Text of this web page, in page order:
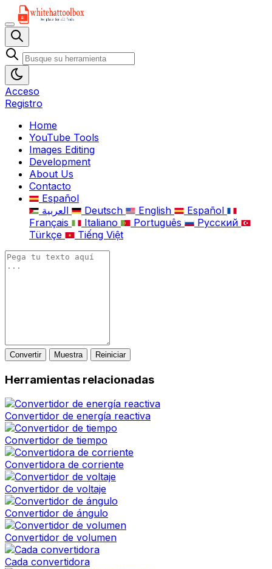
Acceso
Registro
Home
YouTube Tools
Images Editing
Development
About Us
Contacto
Español
Deutsch English
Español
Français
Italiano Português
Русский
Türkçe
Tiếng Việt
Convertir Muestra Reiniciar
Herramientas relacionadas
Convertidor de energía reactiva
Convertidor de tiempo
Convertidora de corriente
Convertidor de voltaje
Convertidor de ángulo
Convertidor de volumen
Cada convertidora